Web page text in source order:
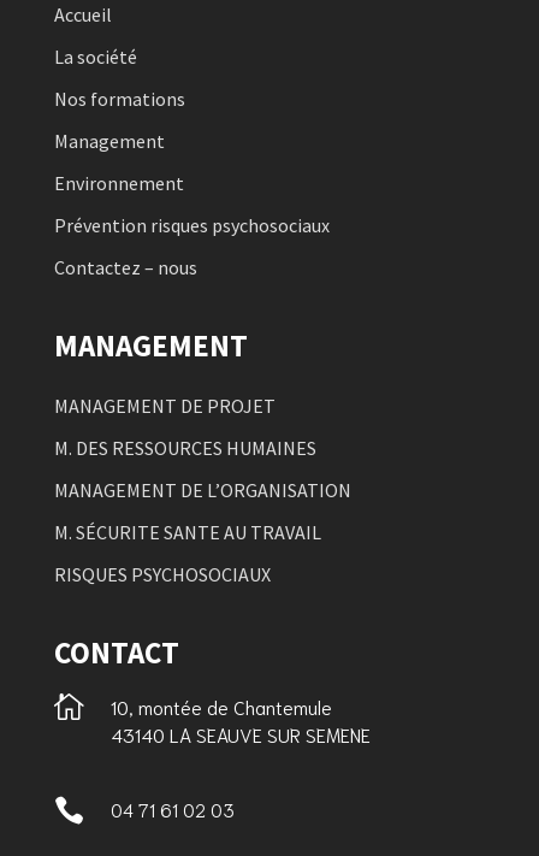
Accueil
La société
Nos formations
Management
Environnement
Prévention risques psychosociaux
Contactez – nous
MANAGEMENT
MANAGEMENT DE PROJET
M. DES RESSOURCES HUMAINES
MANAGEMENT DE L’ORGANISATION
M. SÉCURITE SANTE AU TRAVAIL
RISQUES PSYCHOSOCIAUX
CONTACT

10, montée de Chantemule
43140 LA SEAUVE SUR SEMENE
 04 71 61 02 03